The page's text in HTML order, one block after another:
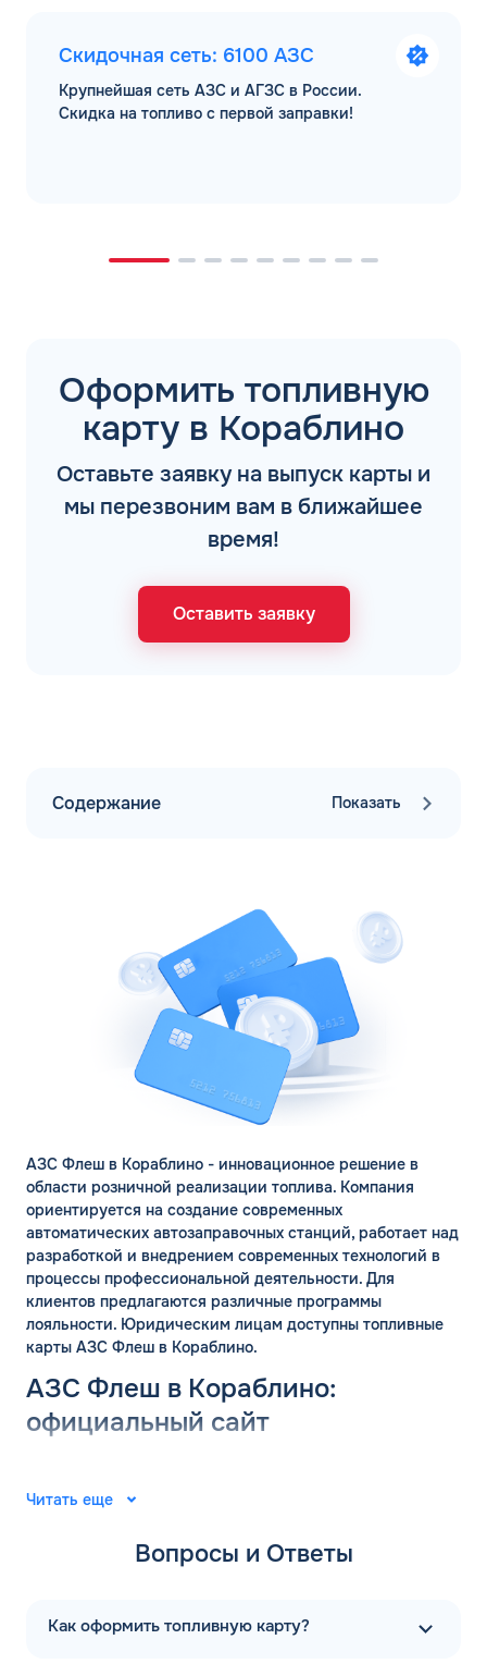
Скидочная сеть: 6100 АЗС
Крупнейшая сеть АЗС и АГЗС в России.
Скидка на топливо с первой заправки!
Оформить топливную
карту в Кораблино
Оставьте заявку на выпуск карты и
мы перезвоним вам в ближайшее
время!
Оставить заявку
Содержание Показать
АЗС Флеш в Кораблино - инновационное решение в
области розничной реализации топлива. Компания
ориентируется на создание современных
автоматических автозаправочных станций, работает над
разработкой и внедрением современных технологий в
процессы профессиональной деятельности. Для
клиентов предлагаются различные программы
лояльности. Юридическим лицам доступны топливные
карты АЗС Флеш в Кораблино.
АЗС Флеш в Кораблино:
официальный сайт
2008 году. Специалисты разработали и внедрили
автоматические автозаправочные станции на
выпущены для АЗС “Газпром”. В последующие годы
Первая заправочная станция под названием АЗС Флеш в
Кораблино Рязанской области появилась в 2015 году.
Читать еще
Вопросы и Ответы
Как оформить топливную карту?